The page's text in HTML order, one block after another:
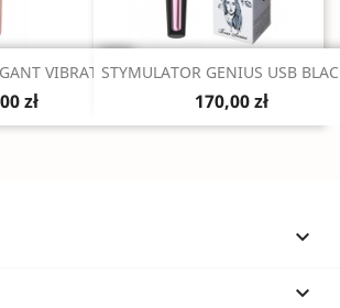
podglądVIBRATOR...
zł
Szybki podgląd
STYMULATOR GENIUS USB
170,00 zł

